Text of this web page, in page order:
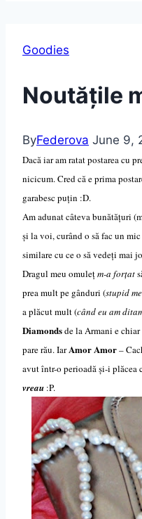
Goodies
Noutățile
ByFederova June 9,
Dacă iar am ratat postarea cu
nicicum. Cred că e prima
garabesc puțin :D.
Am adunat câteva bunătățuri
și la voi, curând o să fac un
similare cu ce o să vedeți mai
Dragul meu omulețm-a forțat
prea mult pe gânduri (stupid me
a plăcut mult (când eu am
Diamondsde la Armani e
pare rău. IarAmor Amor–
avut într-o perioadă și-i plăcea
vreau :P.